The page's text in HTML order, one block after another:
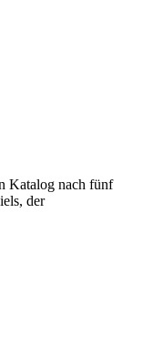
Katalog nach fünf
der